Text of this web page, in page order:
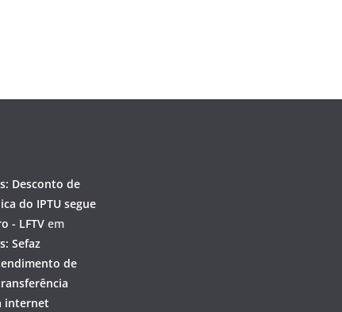
Desconto de
do IPTU segue
- LFTV em
Sefaz
de
internet